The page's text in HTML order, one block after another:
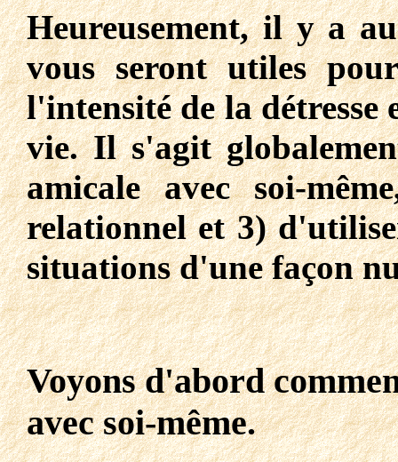
Heureusement, il y a
vous seront utiles
l'intensité de la
vie. Il s'agit
amicale avec soi-
relationnel et 3)
situations d'une façon
Voyons d'abord
avec soi-même.